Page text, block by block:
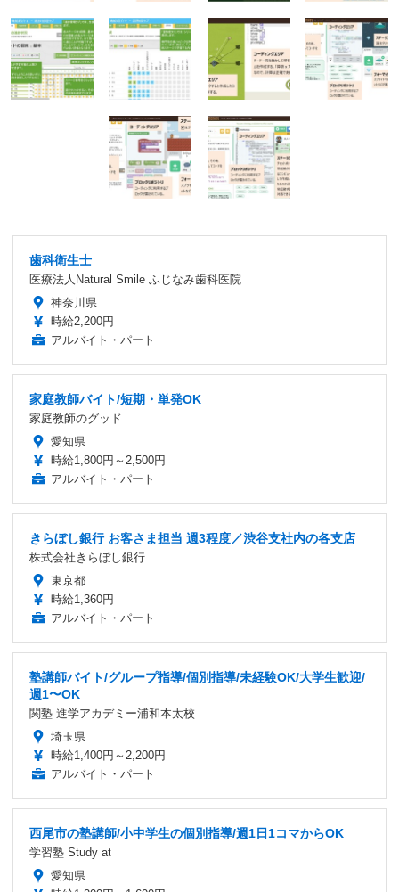
歯科衛生士
医療法人Natural Smile ふじなみ歯科医院
神奈川県
時給2,200円
アルバイト・パート
家庭教師バイト/短期・単発OK
家庭教師のグッド
愛知県
時給1,800円～2,500円
アルバイト・パート
きらぼし銀行 お客さま担当 週3程度／渋谷支社内の各支店
株式会社きらぼし銀行
東京都
時給1,360円
アルバイト・パート
塾講師バイト/グループ指導/個別指導/未経験OK/大学生歓迎/
週1〜OK
関塾 進学アカデミー浦和本太校
埼玉県
時給1,400円～2,200円
アルバイト・パート
西尾市の塾講師/小中学生の個別指導/週1日1コマからOK
学習塾 Study at
愛知県